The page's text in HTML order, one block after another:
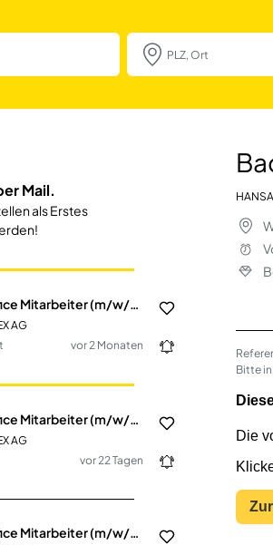
Mail.
als Erstes
Back-Office Mitarbeiter (m/w/d) Industrieservice
AG
vor 2 Monaten
Back-Office Mitarbeiter (m/w/d) Industrieservice
AG
vor 22 Tagen
Back-Office Mitarbeiter (m/w/d) Industrieservice
Bitte